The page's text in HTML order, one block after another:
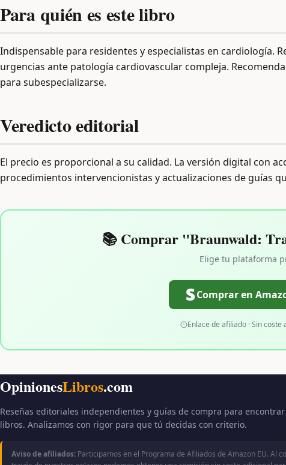
Para quién es este libro
Indispensable para residentes y especialistas en cardiología.
urgencias ante patología cardiovascular compleja.
para subespecializarse.
Veredicto editorial
El precio es proporcional a su calidad. La versión digital con
procedimientos intervencionistas y actualizaciones de guías
📚 Comprar "Braunwald:
Elige tu plataforma
Comprar en
Enlace de afiliado · Sin coste
OpinionesLibros.com
Reseñas editoriales independientes y guías de compra para
libros. Analizamos con rigor para que tú decidas con criterio.
Aviso de afiliados: Participamos en el Programa de Afiliados de Amazon EU. Al